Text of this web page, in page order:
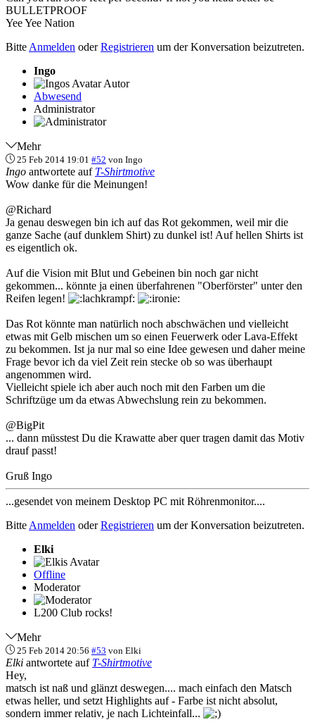
BULLETPROOF
Yee Yee Nation
Bitte Anmelden oderRegistrieren um der Konversation beizutreten.
Ingo
Autor
Abwesend
Administrator
Mehr
25 Feb 2014 19:01 #52 von Ingo
Ingo antwortete auf T-Shirtmotive
Wow danke für die Meinungen!
@Richard
Ja genau deswegen bin ich auf das Rot gekommen, weil mir die
ganze Sache (auf dunklem Shirt) zu dunkel ist! Auf hellen Shirts ist
es eigentlich ok.
Auf die Vision mit Blut und Gebeinen bin noch gar nicht
gekommen... könnte ja einen überfahrenen "Oberförster" unter den
Reifen legen!
Das Rot könnte man natürlich noch abschwächen und vielleicht
etwas mit Gelb mischen um so einen Feuerwerk oder Lava-Effekt
zu bekommen. Ist ja nur mal so eine Idee gewesen und daher meine
Frage bevor ich da viel Zeit rein stecke ob so was überhaupt
angenommen wird.
Vielleicht spiele ich aber auch noch mit den Farben um die
Schriftzüge um da etwas Abwechslung rein zu bekommen.
@BigPit
... dann müsstest Du die Krawatte aber quer tragen damit das Motiv
drauf passt!
Gruß Ingo
...gesendet von meinem Desktop PC mit Röhrenmonitor....
Bitte Anmelden oderRegistrieren um der Konversation beizutreten.
Elki
Offline
Moderator
L200 Club rocks!
Mehr
25 Feb 2014 20:56 #53 von Elki
Elki antwortete auf T-Shirtmotive
Hey,
matsch ist naß und glänzt deswegen.... mach einfach den Matsch
etwas heller, und setzt Highlights auf - Farbe ist nicht absolut,
sondern immer relativ, je nach Lichteinfall...